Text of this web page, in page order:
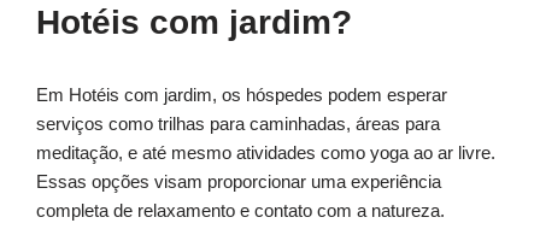
Hotéis com jardim?
Em Hotéis com jardim, os hóspedes podem esperar
serviços como trilhas para caminhadas, áreas para
meditação, e até mesmo atividades como yoga ao ar livre.
Essas opções visam proporcionar uma experiência
completa de relaxamento e contato com a natureza.